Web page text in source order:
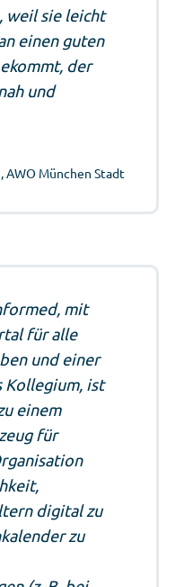
weil sie leicht
einen guten
der
und
AWO München Stadt
mit
für alle
und einer
Kollegium, ist
einem
für
digital zu
zu